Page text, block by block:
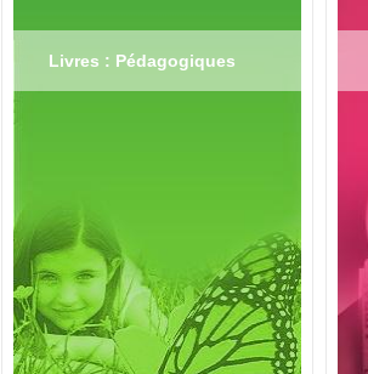
Livres : Pédagogiques